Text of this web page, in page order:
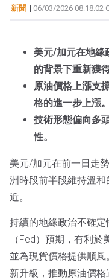
新聞 | 06/03/2026 08:18:02
美元/加元在地緣
的背景下重新獲
原油價格上漲支
格的進一步上漲。
技術形態偏向多
性。
美元/加元在前一日走
洲時段前半段維持溫
近。
持續的地緣政治不確
（Fed）預期，有利於
並為現貨價格提供順
新升級，推動原油價